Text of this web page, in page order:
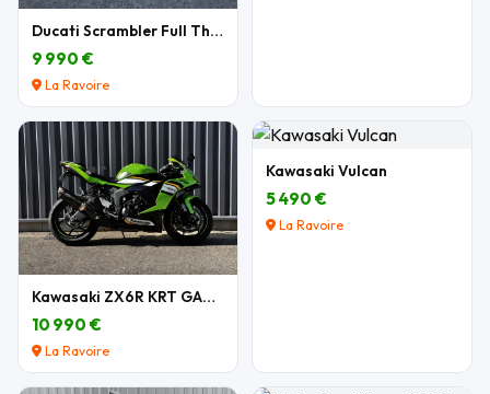
Ducati Scrambler Full Throttle 803 cm3
9 990 €
La Ravoire
Kawasaki ZX6R KRT GARANTIE
10 990 €
La Ravoire
Kawasaki Vulcan
5 490 €
La Ravoire